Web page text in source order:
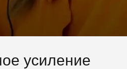
усиление